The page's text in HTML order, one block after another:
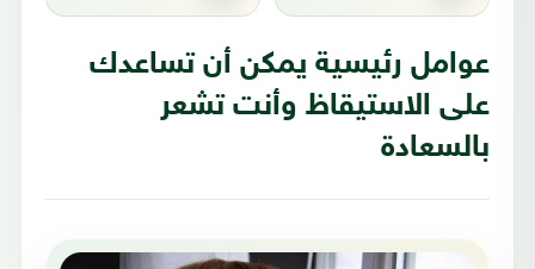
عوامل رئيسية يمكن أن تساعدك
على الاستيقاظ وأنت تشعر
بالسعادة